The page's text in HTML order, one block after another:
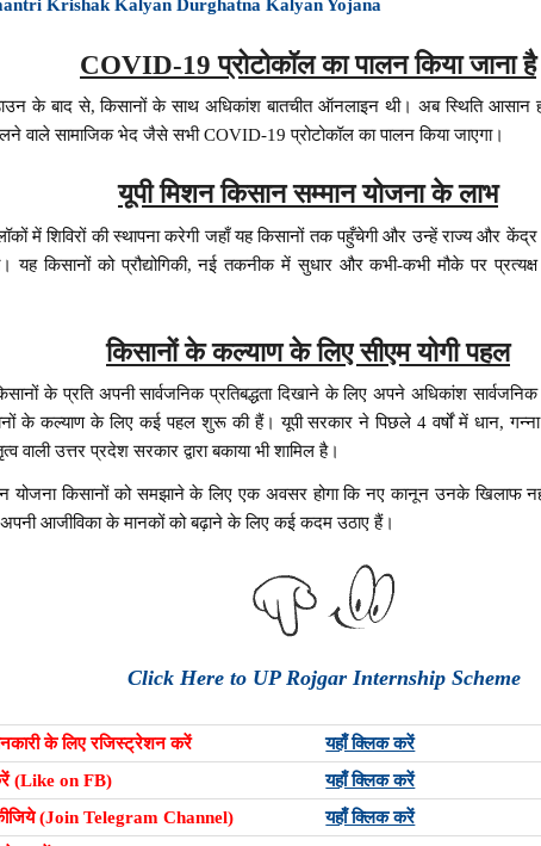
Krishak Kalyan Durghatna Kalyan Yojana
COVID-19 प्रोटोकॉल का पालन किया जाना है
के बाद से, किसानों के साथ अधिकांश बातचीत ऑनलाइन थी। अब स्थिति आसान
वाले सामाजिक भेद जैसे सभी COVID-19 प्रोटोकॉल का पालन किया जाएगा।
यूपी मिशन किसान सम्मान योजना के लाभ
में शिविरों की स्थापना करेगी जहाँ यह किसानों तक पहुँचेगी और उन्हें राज्य और केंद्र
यह किसानों को प्रौद्योगिकी, नई तकनीक में सुधार और कभी-कभी मौके पर
किसानों के कल्याण के लिए सीएम योगी पहल
के प्रति अपनी सार्वजनिक प्रतिबद्धता दिखाने के लिए अपने अधिकांश सार्वजनिक
के कल्याण के लिए कई पहल शुरू की हैं। यूपी सरकार ने पिछले 4 वर्षों में धान, गन्ना
वाली उत्तर प्रदेश सरकार द्वारा बकाया भी शामिल है।
योजना किसानों को समझाने के लिए एक अवसर होगा कि नए कानून उनके खिलाफ
आजीविका के मानकों को बढ़ाने के लिए कई कदम उठाए हैं।
Click Here to UP Rojgar Internship Scheme
के लिए रजिस्ट्रेशन करें
यहाँ क्लिक करें
(Like on FB)
यहाँ क्लिक करें
(Join Telegram Channel)
यहाँ क्लिक करें